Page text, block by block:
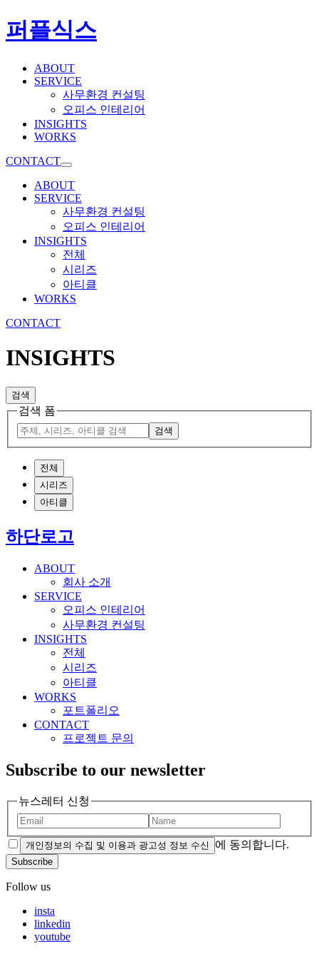
퍼플식스
ABOUT
SERVICE
사무환경 컨설팅
오피스 인테리어
INSIGHTS
WORKS
CONTACT
ABOUT
SERVICE
사무환경 컨설팅
오피스 인테리어
INSIGHTS
전체
시리즈
아티클
WORKS
CONTACT
INSIGHTS
검색
검색 폼
검색
전체
시리즈
아티클
하단로고
ABOUT
회사 소개
SERVICE
오피스 인테리어
사무환경 컨설팅
INSIGHTS
전체
시리즈
아티클
WORKS
포트폴리오
CONTACT
프로젝트 문의
Subscribe to our newsletter
뉴스레터 신청
개인정보의 수집 및 이용과 광고성 정보 수신 에 동의합니다.
Subscribe
Follow us
insta
linkedin
youtube